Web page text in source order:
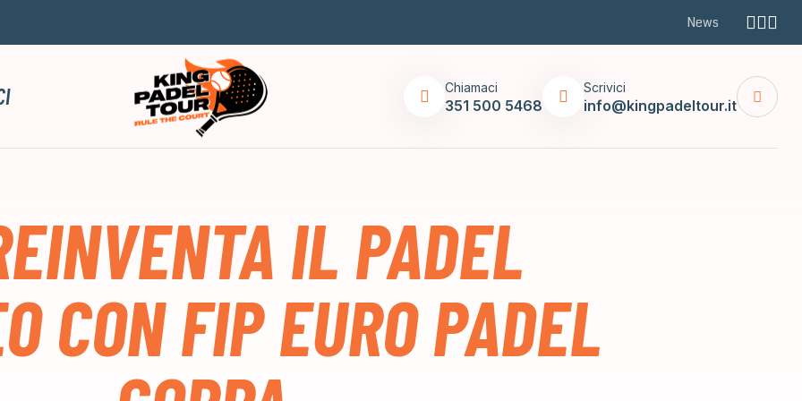
News
Chiamaci
351 500 5468
Scrivici
info@kingpadeltour.it
IL PADEL
CON FIP EURO PADEL